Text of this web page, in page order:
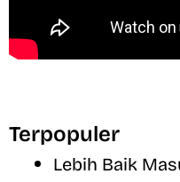
Terpopuler
Lebih Baik